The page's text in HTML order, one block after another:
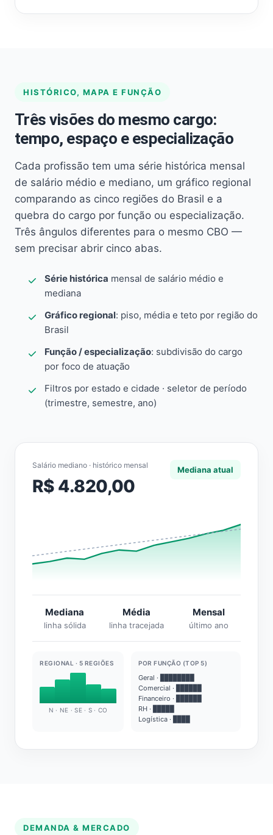
HISTÓRICO, MAPA E FUNÇÃO
Três visões do mesmo cargo:
tempo, espaço e especialização
Cada profissão tem uma série histórica mensal
de salário médio e mediano, um gráfico regional
comparando as cinco regiões do Brasil e a
quebra do cargo por função ou especialização.
Três ângulos diferentes para o mesmo CBO —
sem precisar abrir cinco abas.
Série histórica mensal de salário médio e
mediana
Gráfico regional: piso, média e teto por região do
Brasil
Função / especialização: subdivisão do cargo
por foco de atuação
Filtros por estado e cidade · seletor de período
(trimestre, semestre, ano)
Salário mediano · histórico mensal
R$ 4.820,00
Mediana atual
Mediana
linha sólida
Média
linha tracejada
Mensal
último ano
REGIONAL · 5 REGIÕES
N · NE · SE · S · CO
POR FUNÇÃO (TOP 5)
Geral · ████████
Comercial · ██████
Financeiro · ██████
RH · █████
Logística · ████
DEMANDA & MERCADO